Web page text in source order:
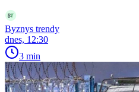
Byznys trendy
dnes, 12:30
3 min